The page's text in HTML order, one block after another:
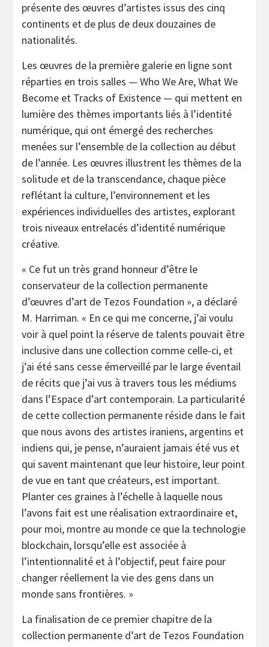
présente des œuvres d’artistes issus des cinq
continents et de plus de deux douzaines de
nationalités.
Les œuvres de la première galerie en ligne sont
réparties en trois salles — Who We Are, What We
Become et Tracks of Existence — qui mettent en
lumière des thèmes importants liés à l’identité
numérique, qui ont émergé des recherches
menées sur l’ensemble de la collection au début
de l’année. Les œuvres illustrent les thèmes de la
solitude et de la transcendance, chaque pièce
reflétant la culture, l’environnement et les
expériences individuelles des artistes, explorant
trois niveaux entrelacés d’identité numérique
créative.
« Ce fut un très grand honneur d’être le
conservateur de la collection permanente
d’œuvres d’art de Tezos Foundation », a déclaré
M. Harriman. « En ce qui me concerne, j’ai voulu
voir à quel point la réserve de talents pouvait être
inclusive dans une collection comme celle-ci, et
j’ai été sans cesse émerveillé par le large éventail
de récits que j’ai vus à travers tous les médiums
dans l’Espace d’art contemporain. La particularité
de cette collection permanente réside dans le fait
que nous avons des artistes iraniens, argentins et
indiens qui, je pense, n’auraient jamais été vus et
qui savent maintenant que leur histoire, leur point
de vue en tant que créateurs, est important.
Planter ces graines à l’échelle à laquelle nous
l’avons fait est une réalisation extraordinaire et,
pour moi, montre au monde ce que la technologie
blockchain, lorsqu’elle est associée à
l’intentionnalité et à l’objectif, peut faire pour
changer réellement la vie des gens dans un
monde sans frontières. »
La finalisation de ce premier chapitre de la
collection permanente d’art de Tezos Foundation